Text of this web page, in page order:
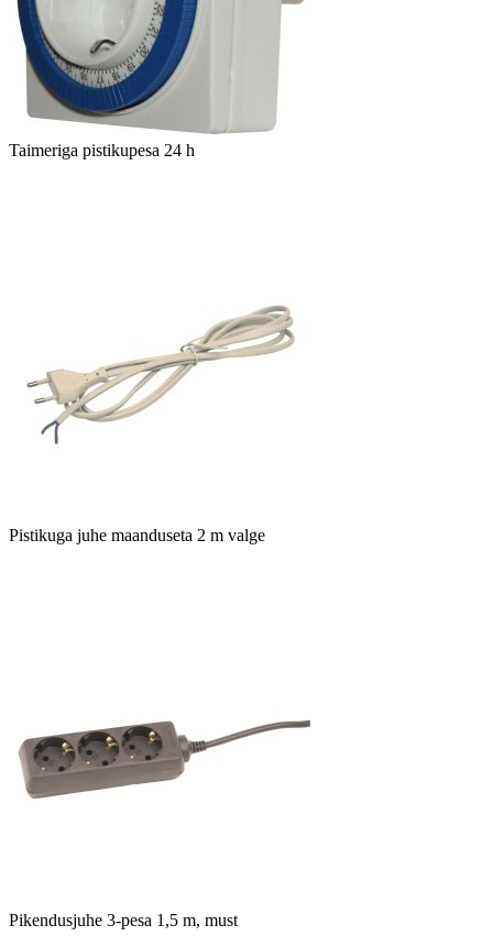
Taimeriga pistikupesa 24 h
Pistikuga juhe maanduseta 2 m valge
Pikendusjuhe 3-pesa 1,5 m, must